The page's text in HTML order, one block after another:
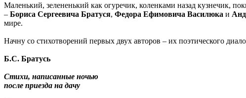
Маленький, зелененький как огуречик, коленками назад кузнечик,
– Бориса Сергеевича Братуся, Федора Ефимовича Василюка и
мире.
Начну со стихотворений первых двух авторов – их поэтического
Б.С. Братусь
Стихи, написанные ночью
после приезда на дачу